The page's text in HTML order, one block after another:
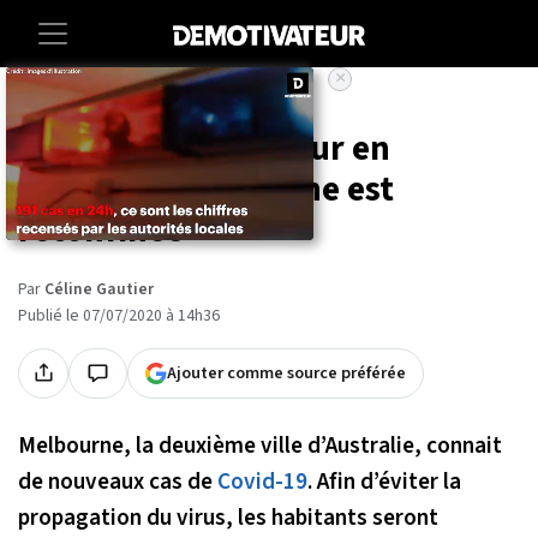
Accueil Societe Sante
Le Covid-19 de retour en
Australie, Melbourne est
reconfinée
Par Céline Gautier
Publié le 07/07/2020 à 14h36
Ajouter comme source préférée
×
Melbourne, la deuxième ville d’Australie, connait
de nouveaux cas deCovid-19. Afin d’éviter la
propagation du virus, les habitants seront